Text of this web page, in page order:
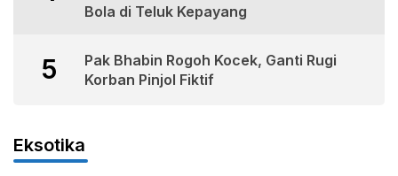
Bola di Teluk Kepayang
5
Pak Bhabin Rogoh Kocek, Ganti Rugi
Korban Pinjol Fiktif
Eksotika